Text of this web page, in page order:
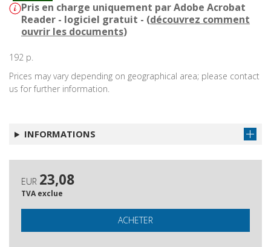
Pris en charge uniquement par Adobe Acrobat
Reader - logiciel gratuit - (découvrez comment
ouvrir les documents)
192 p.
Prices may vary depending on geographical area; please contact
us for further information.
INFORMATIONS
EUR 23,08
TVA exclue
ACHETER